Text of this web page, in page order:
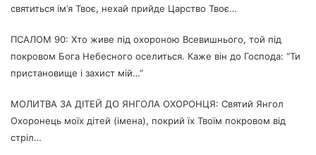
святиться ім’я Твоє, нехай прийде Царство Твоє…
ПСАЛОМ 90: Хто живе під охороною Всевишнього, той під
покровом Бога Небесного оселиться. Каже він до Господа: “Ти
пристановище і захист мій…”
МОЛИТВА ЗА ДІТЕЙ ДО ЯНГОЛА ОХОРОНЦЯ: Святий Янгол
Охоронець моїх дітей (імена), покрий їх Твоїм покровом від
стріл…